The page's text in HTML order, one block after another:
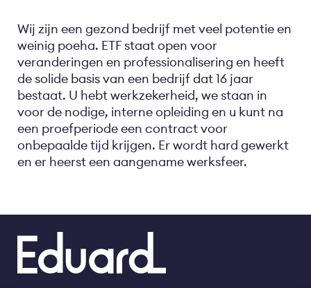
Wij zijn een gezond bedrijf met veel potentie en
weinig poeha. ETF staat open voor
veranderingen en professionalisering en heeft
de solide basis van een bedrijf dat 16 jaar
bestaat. U hebt werkzekerheid, we staan in
voor de nodige, interne opleiding en u kunt na
een proefperiode een contract voor
onbepaalde tijd krijgen. Er wordt hard gewerkt
en er heerst een aangename werksfeer.